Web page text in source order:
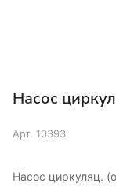
Насос
Арт. 10393
Насос циркуляц.